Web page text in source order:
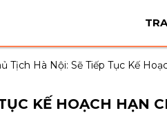
Tịch Hà Nội: Sẽ Tiếp Tục Kế
KẾ HOẠCH HẠN